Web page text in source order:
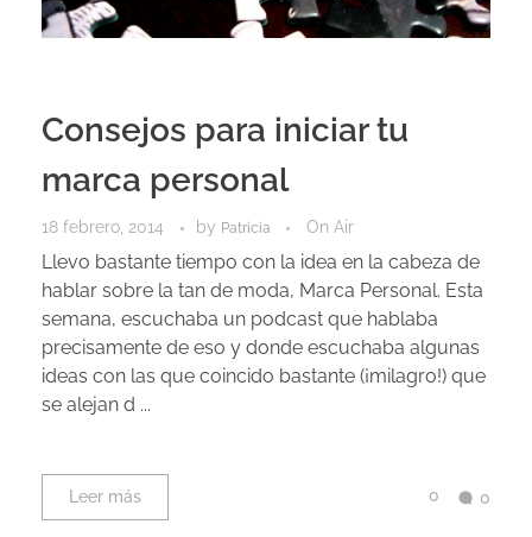
Consejos para iniciar tu
marca personal
18 febrero, 2014 by Patricia On Air
Llevo bastante tiempo con la idea en la cabeza de
hablar sobre la tan de moda, Marca Personal. Esta
semana, escuchaba un podcast que hablaba
precisamente de eso y donde escuchaba algunas
ideas con las que coincido bastante (¡milagro!) que
se alejan d ...
Leer más 0 0